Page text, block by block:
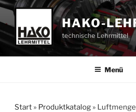
Zum
Inhalt
springen
HAKO-
technische Lehrmittel
Menü
Start » Produktkatalog »